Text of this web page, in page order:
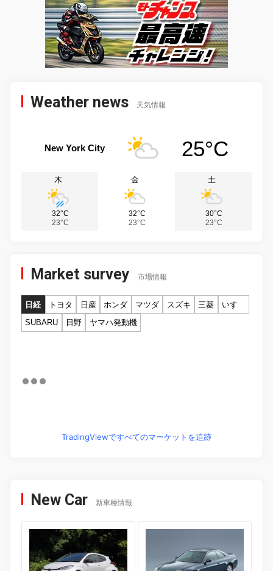
Weather news 天気情報
New York City 25°C
木
32°C
23°C
金
32°C
23°C
土
30°C
23°C
Market survey 市場情報
日経 トヨタ 日産 ホンダ マツダ スズキ 三菱
いすゞ
SUBARU
日野 ヤマハ発動機
TradingViewですべてのマーケットを追跡
New Car 新車種情報